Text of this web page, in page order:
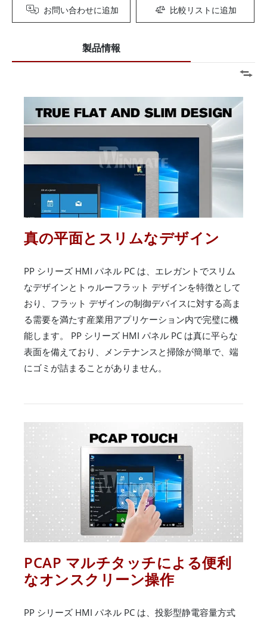
お問い合わせに追加 比較リストに追加
製品情報
真の平面とスリムなデザイン
PP シリーズ HMI パネル PC は、エレガントでスリム
なデザインとトゥルーフラット デザインを特徴として
おり、フラット デザインの制御デバイスに対する高ま
る需要を満たす産業用アプリケーション内で完璧に機
能します。 PP シリーズ HMI パネル PC は真に平らな
表面を備えており、メンテナンスと掃除が簡単で、端
にゴミが詰まることがありません。
PCAP マルチタッチによる便利
なオンスクリーン操作
PP シリーズ HMI パネル PC は、投影型静電容量方式